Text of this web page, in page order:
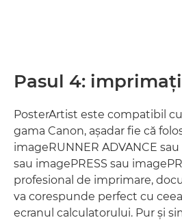
Pasul 4: imprimaţi
PosterArtist este compatibil
gama Canon, aşadar fie că
imageRUNNER ADVANCE sau
sau imagePRESS sau
profesional de imprimare,
va corespunde perfect cu
ecranul calculatorului. Pur şi